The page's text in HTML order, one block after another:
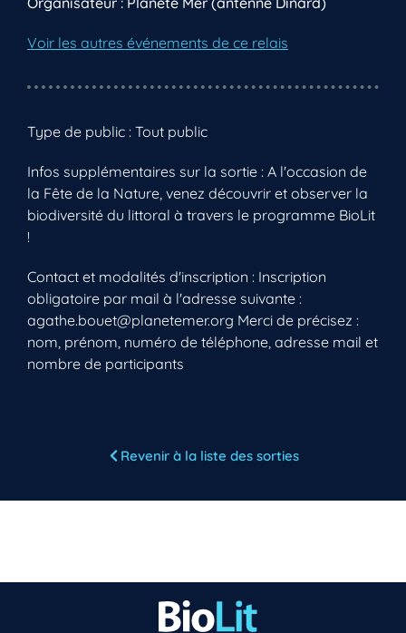
Voir les autres événements de ce relais
Type de public : Tout public
Infos supplémentaires sur la sortie : A l'occasion de
la Fête de la Nature, venez découvrir et observer la
biodiversité du littoral à travers le programme BioLit
!
Contact et modalités d'inscription : Inscription
obligatoire par mail à l'adresse suivante :
agathe.bouet@planetemer.org Merci de précisez :
nom, prénom, numéro de téléphone, adresse mail et
nombre de participants
Revenir à la liste des sorties
Vous n’êtes pas encore inscrit à Biolit ?